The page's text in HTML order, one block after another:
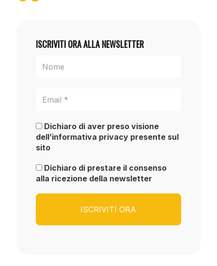
ISCRIVITI ORA ALLA NEWSLETTER
Dichiaro di aver preso visione
dell’informativa privacy presente sul
sito
Dichiaro di prestare il consenso
alla ricezione della newsletter